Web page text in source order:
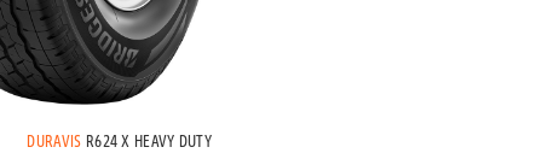
DURAVIS R624 X HEAVY DUTY